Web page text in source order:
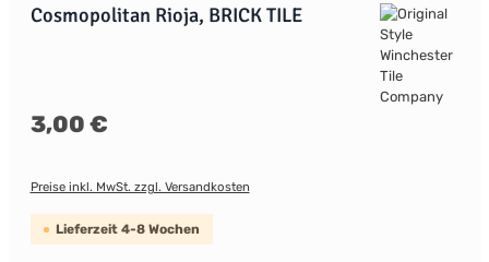
Cosmopolitan Rioja, BRICK TILE
Regulärer Preis:
3,00 €
Preise inkl. MwSt. zzgl. Versandkosten
Lieferzeit 4-8 Wochen